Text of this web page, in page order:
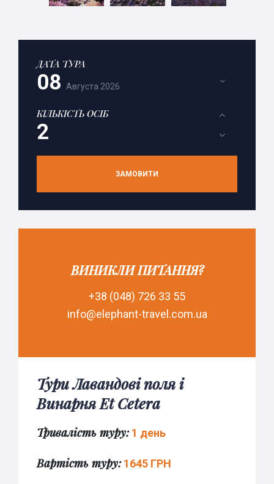
ДАТА ТУРА
08 Августа 2026
КІЛЬКІСТЬ ОСІБ
ЗАМОВИТИ
ВИНИКЛИ ПИТАННЯ?
+38 (048) 726 33 55
info@elephant-travel.com.ua
Тури Лавандові поля і
Винарня Et Cetera
Тривалість туру: 1 день
Вартість туру: 1645 ГРН